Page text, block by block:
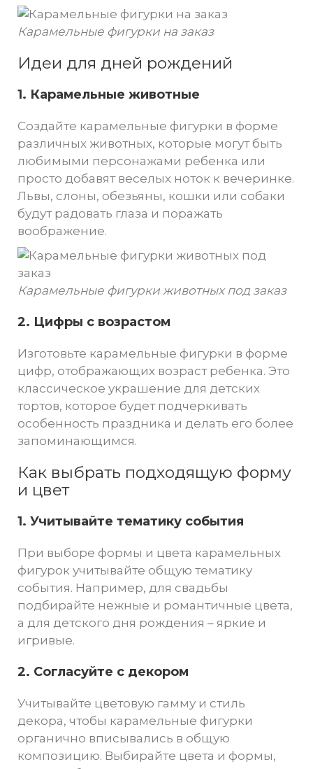
Карамельные фигурки на заказ
Идеи для дней рождений
1. Карамельные животные
Создайте карамельные фигурки в форме
различных животных, которые могут быть
любимыми персонажами ребенка или
просто добавят веселых ноток к вечеринке.
Львы, слоны, обезьяны, кошки или собаки
будут радовать глаза и поражать
воображение.
Карамельные фигурки животных под заказ
2. Цифры с возрастом
Изготовьте карамельные фигурки в форме
цифр, отображающих возраст ребенка. Это
классическое украшение для детских
тортов, которое будет подчеркивать
особенность праздника и делать его более
запоминающимся.
Как выбрать подходящую форму
и цвет
1. Учитывайте тематику события
При выборе формы и цвета карамельных
фигурок учитывайте общую тематику
события. Например, для свадьбы
подбирайте нежные и романтичные цвета,
а для детского дня рождения – яркие и
игривые.
2. Согласуйте с декором
Учитывайте цветовую гамму и стиль
декора, чтобы карамельные фигурки
органично вписывались в общую
композицию. Выбирайте цвета и формы,